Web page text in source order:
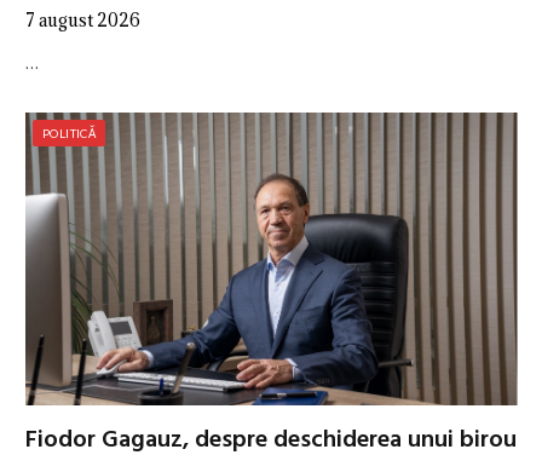
7 august 2026
…
POLITICĂ
Fiodor Gagauz, despre deschiderea unui birou